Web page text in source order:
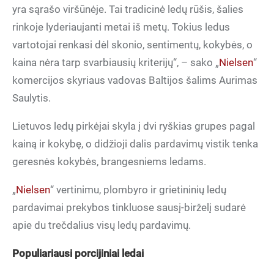
yra sąrašo viršūnėje. Tai tradicinė ledų rūšis, šalies
rinkoje lyderiaujanti metai iš metų. Tokius ledus
vartotojai renkasi dėl skonio, sentimentų, kokybės, o
kaina nėra tarp svarbiausių kriterijų“, – sako „Nielsen“
komercijos skyriaus vadovas Baltijos šalims Aurimas
Saulytis.
Lietuvos ledų pirkėjai skyla į dvi ryškias grupes pagal
kainą ir kokybę, o didžioji dalis pardavimų vistik tenka
geresnės kokybės, brangesniems ledams.
„Nielsen“ vertinimu, plombyro ir grietininių ledų
pardavimai prekybos tinkluose sausį-birželį sudarė
apie du trečdalius visų ledų pardavimų.
Populiariausi porcijiniai ledai